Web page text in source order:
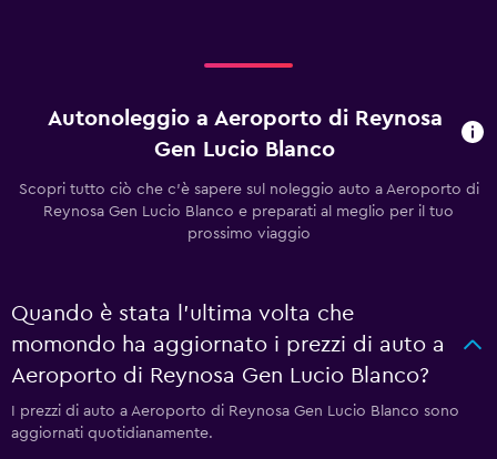
Autonoleggio a Aeroporto di Reynosa
Gen Lucio Blanco
Scopri tutto ciò che c'è sapere sul noleggio auto a Aeroporto di
Reynosa Gen Lucio Blanco e preparati al meglio per il tuo
prossimo viaggio
Quando è stata l'ultima volta che
momondo ha aggiornato i prezzi di auto a
Aeroporto di Reynosa Gen Lucio Blanco?
I prezzi di auto a Aeroporto di Reynosa Gen Lucio Blanco sono
aggiornati quotidianamente.